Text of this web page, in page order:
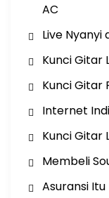
AC
Live Nyanyi
Kunci Gitar
Kunci Gitar
Internet
Kunci Gitar
Membeli
Asuransi